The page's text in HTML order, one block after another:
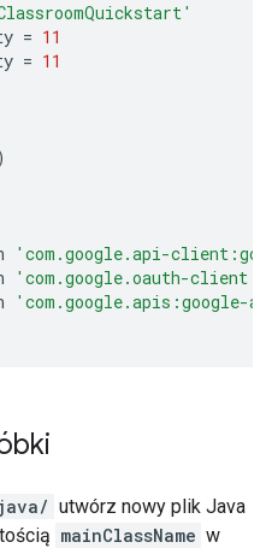
= 11
= 11
'com.google.api-
'com.google.oauth-
'com.google.apis:google-
utwórz nowy plik Java
mainClassName w